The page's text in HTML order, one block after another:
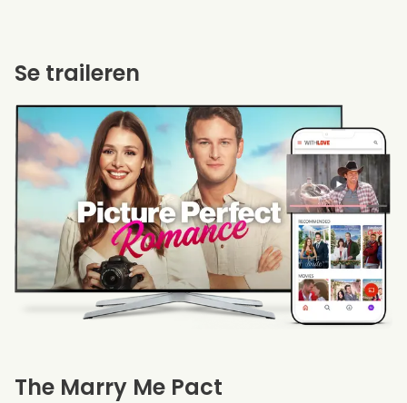
The Marry Me Pact
Se traileren